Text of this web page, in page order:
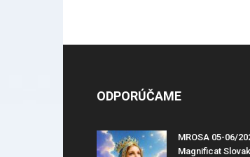
ODPORÚČAME
MROSA 05-06/
Magnificat